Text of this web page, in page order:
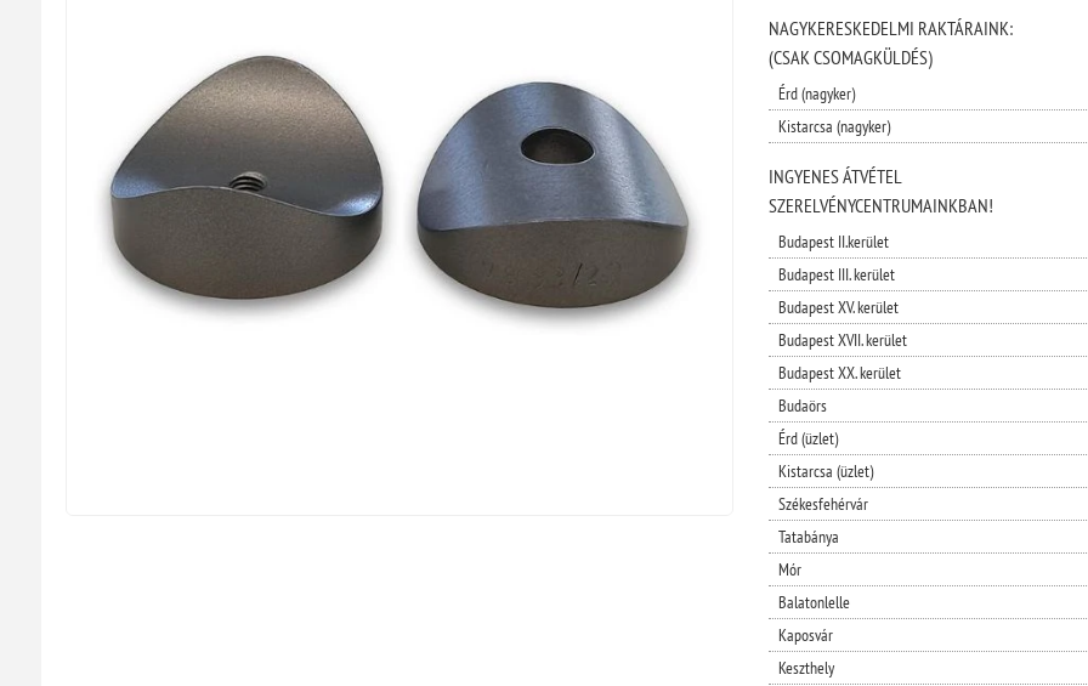
NAGYKERESKEDELMI RAKTÁRAINK:
(CSAK CSOMAGKÜLDÉS)
Érd (nagyker)
Kistarcsa (nagyker)
INGYENES ÁTVÉTEL
SZERELVÉNYCENTRUMAINKBAN!
Budapest II.kerület
Budapest III. kerület
Budapest XV. kerület
Budapest XVII. kerület
Budapest XX. kerület
Budaörs
Érd (üzlet)
Kistarcsa (üzlet)
Székesfehérvár
Tatabánya
Mór
Balatonlelle
Kaposvár
Keszthely